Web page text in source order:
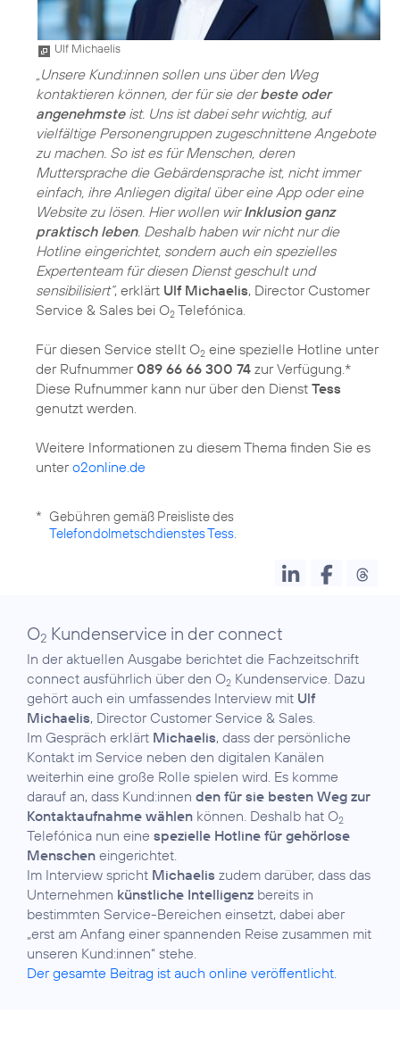
Ulf Michaelis
„Unsere Kund:innen sollen uns über den Weg
kontaktieren können, der für sie derbeste oder
angenehmsteist. Uns ist dabei sehr wichtig, auf
vielfältige Personengruppen zugeschnittene Angebote
zu machen. So ist es für Menschen, deren
Muttersprache die Gebärdensprache ist, nicht immer
einfach, ihre Anliegen digital über eine App oder eine
Website zu lösen. Hier wollen wirInklusion ganz
praktisch leben. Deshalb haben wir nicht nur die
Hotline eingerichtet, sondern auch ein spezielles
Expertenteam für diesen Dienst geschult und
sensibilisiert“, erklärt Ulf Michaelis, Director Customer
Service & Sales bei O2 Telefónica.
Für diesen Service stellt O2 eine spezielle Hotline unter
der Rufnummer089 66 66 300 74 zur Verfügung.*
Diese Rufnummer kann nur über den Dienst Tess
genutzt werden.
Weitere Informationen zu diesem Thema finden Sie es
untero2online.de
* Gebühren gemäß Preisliste des
Telefondolmetschdienstes Tess.
O2 Kundenservice in der connect
In der aktuellen Ausgabe berichtet die Fachzeitschrift
connect ausführlich über den O2 Kundenservice. Dazu
gehört auch ein umfassendes Interview mit Ulf
Michaelis, Director Customer Service & Sales.
Im Gespräch erklärt Michaelis, dass der persönliche
Kontakt im Service neben den digitalen Kanälen
weiterhin eine große Rolle spielen wird. Es komme
darauf an, dass Kund:innen den für sie besten Weg zur
Kontaktaufnahme wählen können. Deshalb hat O2
Telefónica nun eine spezielle Hotline für gehörlose
Menschen eingerichtet.
Im Interview spricht Michaelis zudem darüber, dass das
Unternehmen künstliche Intelligenz bereits in
bestimmten Service-Bereichen einsetzt, dabei aber
„erst am Anfang einer spannenden Reise zusammen mit
Der gesamte Beitrag ist auch online veröffentlicht.